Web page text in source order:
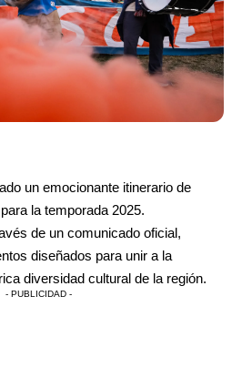
un emocionante itinerario de
la temporada 2025.
de un comunicado oficial,
diseñados para unir a la
diversidad cultural de la región.
- PUBLICIDAD -